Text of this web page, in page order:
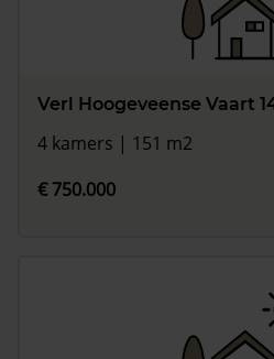
Verl Hoogeveense Vaart
4 kamers | 151 m2
€ 750.000